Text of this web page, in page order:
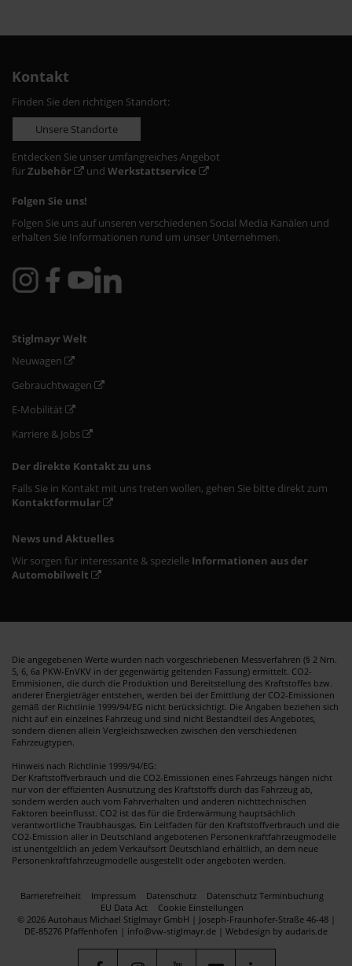
Kontakt
Finden Sie den richtigen Standort:
Unsere Standorte
Entdecken Sie unser umfangreiches Angebot
fürZubehör und Werkstattservice
Folgen Sie uns!
Folgen Sie uns auf unseren verschiedenen Social Media Kanälen und
erhalten Sie Informationen rund um unser Unternehmen.
Stiglmayr Welt
Neuwagen
Gebrauchtwagen
E-Mobilität
Karriere & Jobs
Der direkte Kontakt zu uns
Falls Sie in Kontakt mit uns treten wollen, gehen Sie bitte direkt zum
Kontaktformular
News und Aktuelles
Wir sorgen für interessante & spezielle Informationen aus der
Automobilwelt
Die angegebenen Werte wurden nach vorgeschriebenen Messverfahren (§ 2 Nrn.
5, 6, 6a PKW-EnVKV in der gegenwärtig geltenden Fassung) ermittelt. CO2-
Emmisionen, die durch die Produktion und Bereitstellung des Kraftstoffes bzw.
anderer Energieträger entstehen, werden bei der Emittlung der CO2-Emissionen
gemäß der Richtlinie 1999/94/EG nicht berücksichtigt. Die Angaben beziehen sich
nicht auf ein einzelnes Fahrzeug und sind nicht Bestandteil des Angebotes,
sondern dienen allein Vergleichszwecken zwischen den verschiedenen
Fahrzeugtypen.
Hinweis nach Richtlinie 1999/94/EG:
Der Kraftstoffverbrauch und die CO2-Emissionen eines Fahrzeugs hängen nicht
nur von der effizienten Ausnutzung des Kraftstoffs durch das Fahrzeug ab,
sondern werden auch vom Fahrverhalten und anderen nichttechnischen
Faktoren beeinflusst. CO2 ist das für die Erderwärmung hauptsächlich
verantwortliche Traubhausgas. Ein Leitfaden für den Kraftstoffverbrauch und die
CO2-Emission aller in Deutschland angebotenen Personenkraftfahrzeugmodelle
ist unentgeltlich an jedem Verkaufsort Deutschland erhältlich, an dem neue
Personenkraftfahrzeugmodelle ausgestellt oder angeboten werden.
Barrierefreiheit Impressum Datenschutz
Datenschutz Terminbuchung
EU Data Act
Cookie Einstellungen
© 2026 Autohaus Michael Stiglmayr GmbH | Joseph-Fraunhofer-Straße 46-48 |
DE-85276 Pfaffenhofen | info@vw-stiglmayr.de | Webdesign by audaris.de